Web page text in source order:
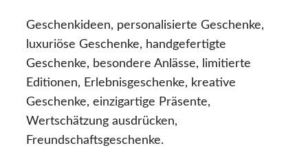
Geschenkideen, personalisierte Geschenke,
luxuriöse Geschenke, handgefertigte
Geschenke, besondere Anlässe, limitierte
Editionen, Erlebnisgeschenke, kreative
Geschenke, einzigartige Präsente,
Wertschätzung ausdrücken,
Freundschaftsgeschenke.